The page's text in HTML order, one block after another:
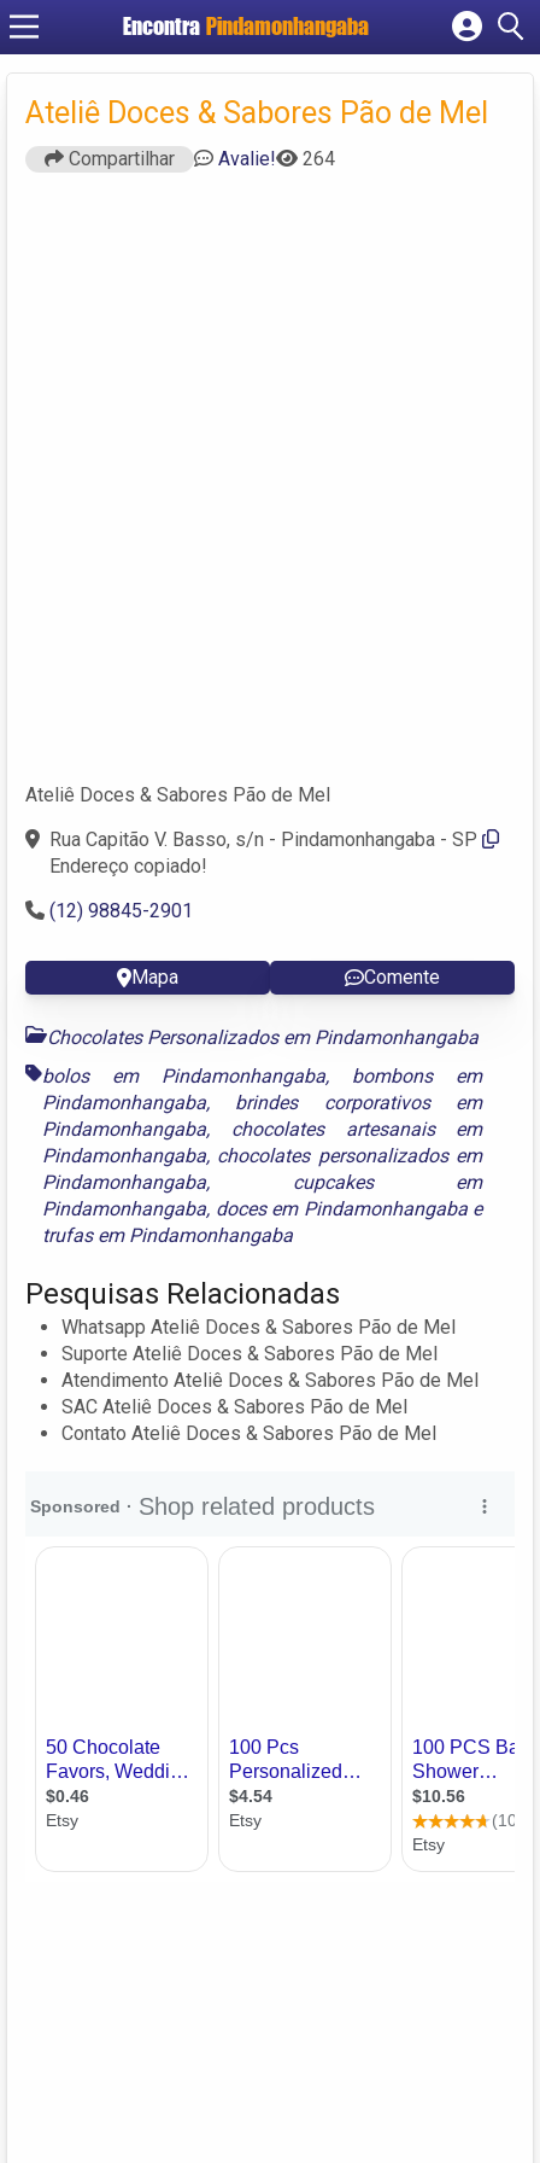
Encontra Pindamonhangaba
Cadastrar empresa
Criar conta
Ateliê Doces & Sabores Pão de Mel
Compartilhar Avalie! 264
Ateliê Doces & Sabores Pão de Mel
Rua Capitão V. Basso, s/n - Pindamonhangaba - SP
Endereço copiado!
(12) 98845-2901
Mapa Comente
Chocolates Personalizados em Pindamonhangaba
bolos em Pindamonhangaba, bombons em
Pindamonhangaba, brindes corporativos em
Pindamonhangaba, chocolates artesanais em
Pindamonhangaba, chocolates personalizados em
Pindamonhangaba, cupcakes em
Pindamonhangaba, doces em Pindamonhangabae
trufas em Pindamonhangaba
Pesquisas Relacionadas
Whatsapp Ateliê Doces & Sabores Pão de Mel
Suporte Ateliê Doces & Sabores Pão de Mel
Atendimento Ateliê Doces & Sabores Pão de Mel
SAC Ateliê Doces & Sabores Pão de Mel
Contato Ateliê Doces & Sabores Pão de Mel